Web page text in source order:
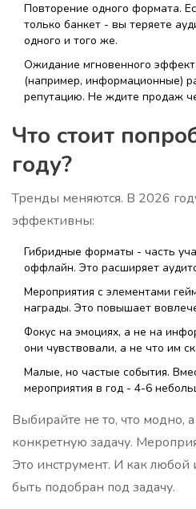
Повторение одного формата.
только банкет - вы теряете
одного и того же.
Ожидание мгновенного
(например, информационные)
репутацию. Не ждите продаж
Что стоит
году?
Тренды меняются. В 2026
эффективны:
Гибридные форматы - часть
оффлайн. Это расширяет
Мероприятия с элементами
награды. Это повышает
Фокус на эмоциях, а не на
они чувствовали, а не что им
Малые, но частые события.
мероприятия в год - 4-6
Выбирайте не то, что модно,
конкретную задачу.
Это инструмент. И как
быть подобран под задачу.